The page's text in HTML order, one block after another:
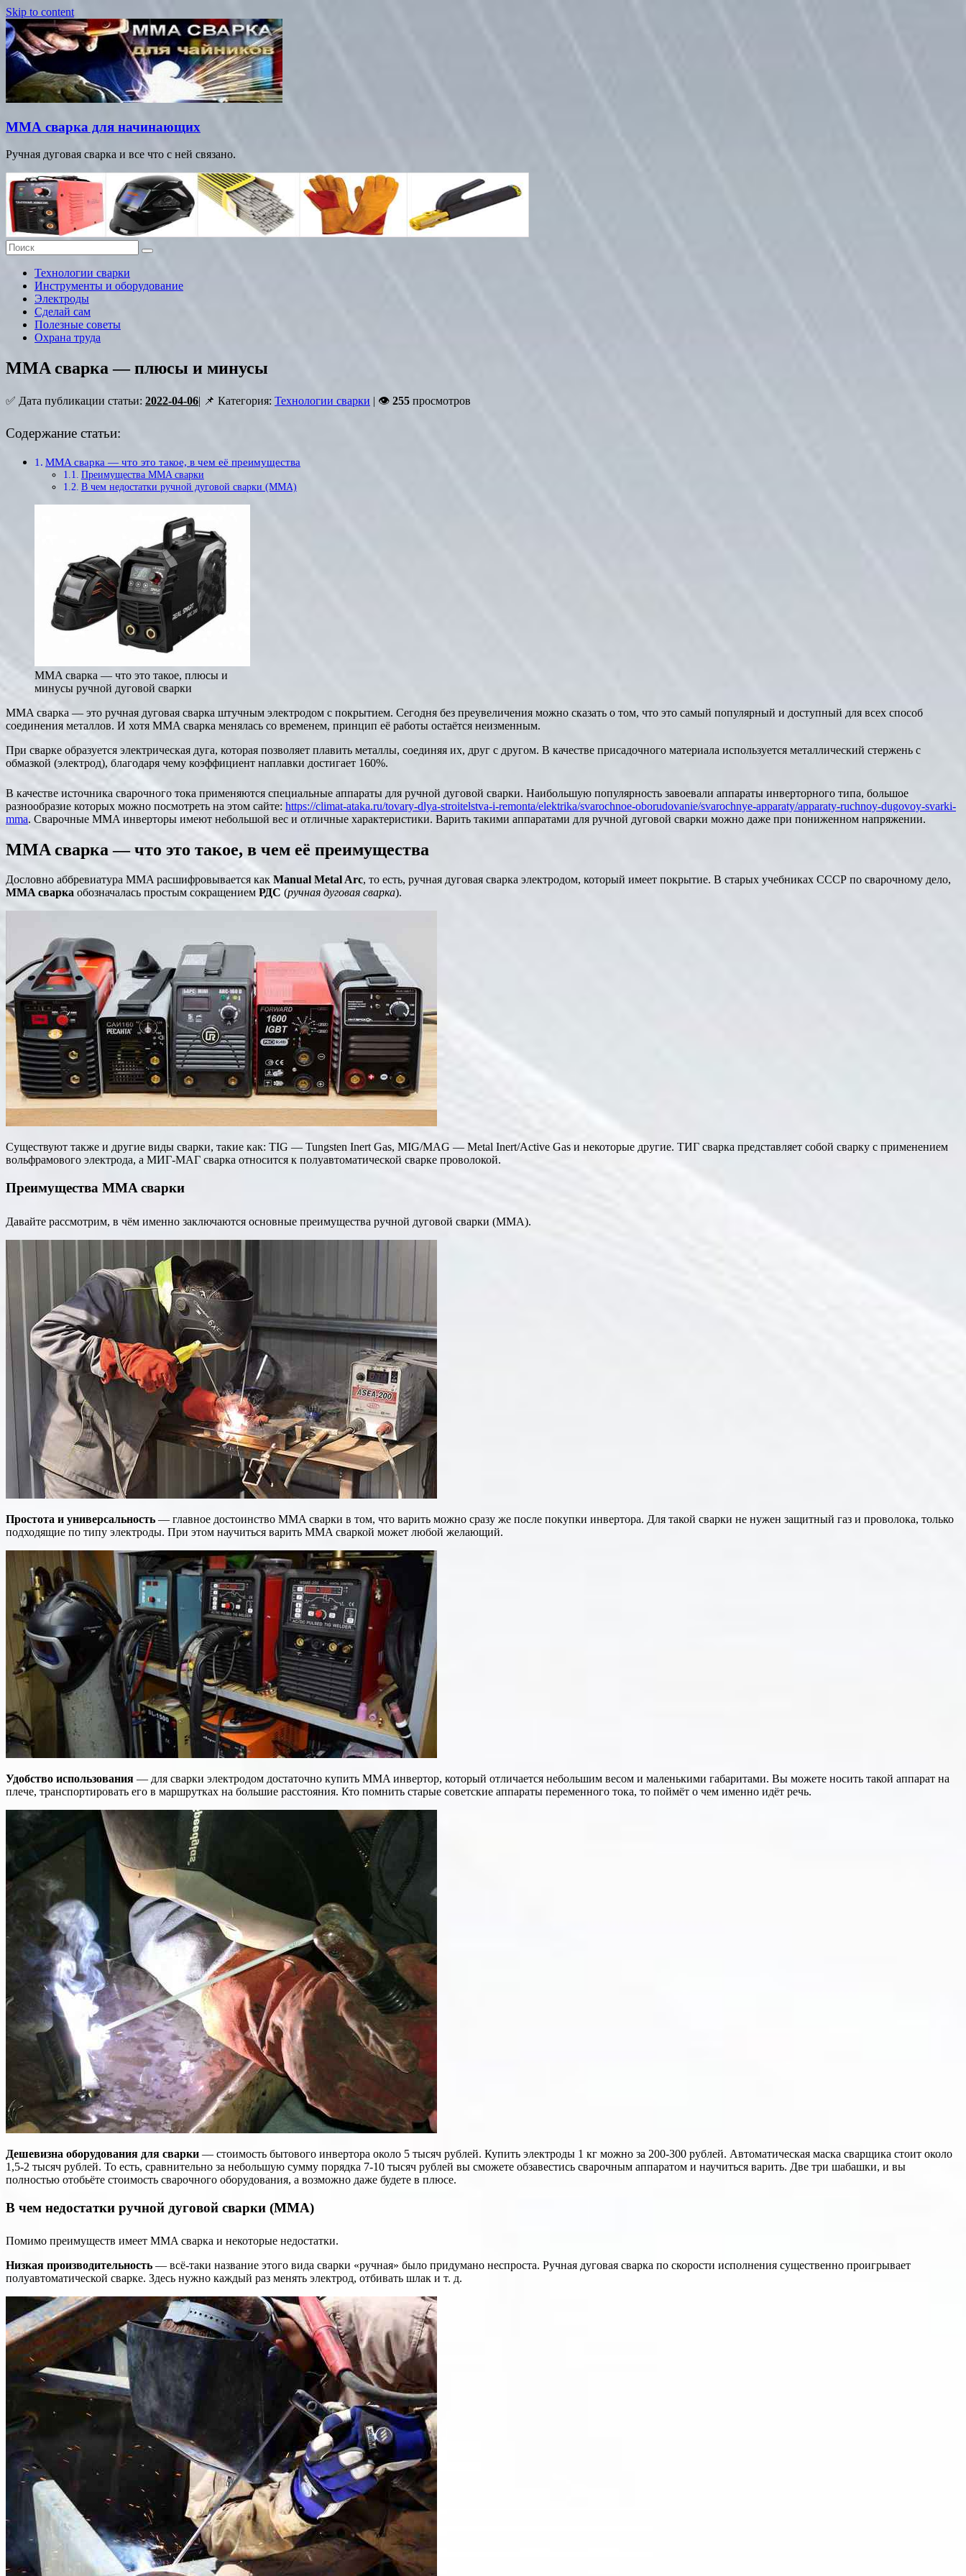
Skip to content
ММА сварка для начинающих
Ручная дуговая сварка и все что с ней связано.
Технологии сварки
Инструменты и оборудование
Электроды
Сделай сам
Полезные советы
Охрана труда
MMA сварка — плюсы и минусы
✅ Дата публикации статьи: 2022-04-06| 📌 Категория: Технологии сварки | 👁 255 просмотров
Содержание статьи:
MMA сварка — что это такое, в чем её преимущества
Преимущества MMA сварки
В чем недостатки ручной дуговой сварки (MMA)
MMA сварка — что это такое, плюсы и
минусы ручной дуговой сварки
MMA сварка — это ручная дуговая сварка штучным электродом с покрытием. Сегодня без преувеличения можно сказать о том, что это самый популярный и доступный для всех способ
соединения металлов. И хотя MMA сварка менялась со временем, принцип её работы остаётся неизменным.
При сварке образуется электрическая дуга, которая позволяет плавить металлы, соединяя их, друг с другом. В качестве присадочного материала используется металлический стержень с
обмазкой (электрод), благодаря чему коэффициент наплавки достигает 160%.
В качестве источника сварочного тока применяются специальные аппараты для ручной дуговой сварки. Наибольшую популярность завоевали аппараты инверторного типа, большое
разнообразие которых можно посмотреть на этом сайте: https://climat-ataka.ru/tovary-dlya-stroitelstva-i-remonta/elektrika/svarochnoe-oborudovanie/svarochnye-apparaty/apparaty-ruchnoy-dugovoy-svarki-
mma. Сварочные MMA инверторы имеют небольшой вес и отличные характеристики. Варить такими аппаратами для ручной дуговой сварки можно даже при пониженном напряжении.
MMA сварка — что это такое, в чем её преимущества
Дословно аббревиатура MMA расшифровывается как Manual Metal Arc, то есть, ручная дуговая сварка электродом, который имеет покрытие. В старых учебниках СССР по сварочному дело,
MMA сварка обозначалась простым сокращением РДС (ручная дуговая сварка).
Существуют также и другие виды сварки, такие как: TIG — Tungsten Inert Gas, MIG/MAG — Metal Inert/Active Gas и некоторые другие. ТИГ сварка представляет собой сварку с применением
вольфрамового электрода, а МИГ-МАГ сварка относится к полуавтоматической сварке проволокой.
Преимущества MMA сварки
Давайте рассмотрим, в чём именно заключаются основные преимущества ручной дуговой сварки (MMA).
Простота и универсальность — главное достоинство MMA сварки в том, что варить можно сразу же после покупки инвертора. Для такой сварки не нужен защитный газ и проволока, только
подходящие по типу электроды. При этом научиться варить MMA сваркой может любой желающий.
Удобство использования — для сварки электродом достаточно купить MMA инвертор, который отличается небольшим весом и маленькими габаритами. Вы можете носить такой аппарат на
плече, транспортировать его в маршрутках на большие расстояния. Кто помнить старые советские аппараты переменного тока, то поймёт о чем именно идёт речь.
Дешевизна оборудования для сварки — стоимость бытового инвертора около 5 тысяч рублей. Купить электроды 1 кг можно за 200-300 рублей. Автоматическая маска сварщика стоит около
1,5-2 тысяч рублей. То есть, сравнительно за небольшую сумму порядка 7-10 тысяч рублей вы сможете обзавестись сварочным аппаратом и научиться варить. Две три шабашки, и вы
полностью отобьёте стоимость сварочного оборудования, а возможно даже будете в плюсе.
В чем недостатки ручной дуговой сварки (MMA)
Помимо преимуществ имеет MMA сварка и некоторые недостатки.
Низкая производительность — всё-таки название этого вида сварки «ручная» было придумано неспроста. Ручная дуговая сварка по скорости исполнения существенно проигрывает
полуавтоматической сварке. Здесь нужно каждый раз менять электрод, отбивать шлак и т. д.